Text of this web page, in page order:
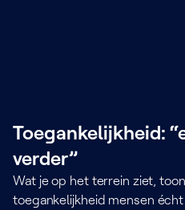
Toegankelijkheid:
verder”
Wat je op het terrein ziet,
toegankelijkheid mensen